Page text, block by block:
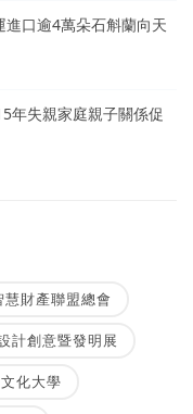
口逾4萬朵石斛蘭向天
年失親家庭親子關係促
財產聯盟總會
計創意暨發明展
化大學